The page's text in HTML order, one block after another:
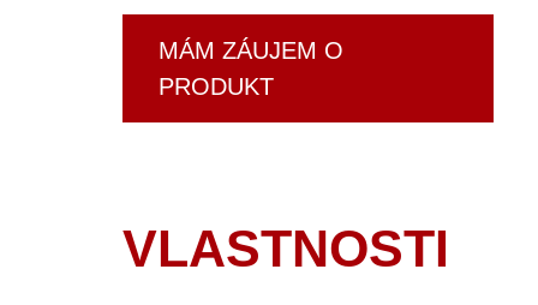
MÁM ZÁUJEM O
PRODUKT
VLASTNOSTI